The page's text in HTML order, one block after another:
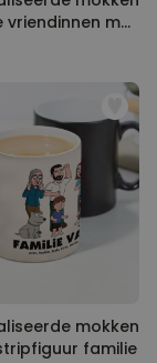
met
mokken
familie